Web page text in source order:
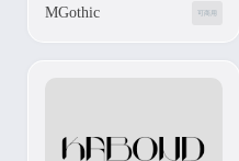
MGothic 可商用